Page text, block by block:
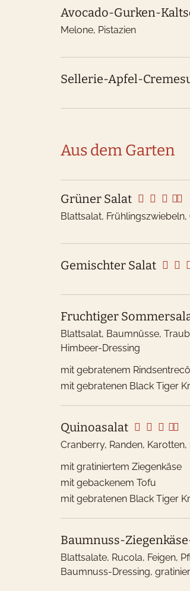
Avocado-Gurken-
Melone, Pistazien
Sellerie-Apfel-
Aus dem Garten
Grüner Salat
Blattsalat,
Gemischter Salat
Fruchtiger
Blattsalat, Baumnüsse,
Himbeer-Dressing
mit gebratenem
mit gebratenen Black Tiger
Quinoasalat
Cranberry, Randen,
mit gratiniertem Ziegenkäse
mit gebackenem Tofu
mit gebratenen Black Tiger
Baumnuss-
Blattsalate, Rucola, Feigen,
Baumnuss-Dressing,